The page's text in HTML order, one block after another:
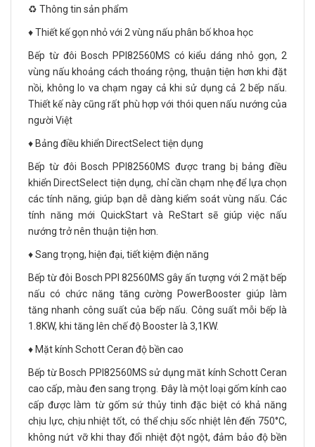
♻️ Thông tin sản phẩm
♦️ Thiết kế gọn nhỏ với 2 vùng nấu phân bố khoa học
Bếp từ đôi Bosch PPI82560MS có kiểu dáng nhỏ gọn, 2
vùng nấu khoảng cách thoáng rộng, thuận tiện hơn khi đặt
nồi, không lo va chạm ngay cả khi sử dụng cả 2 bếp nấu.
Thiết kế này cũng rất phù hợp với thói quen nấu nướng của
người Việt
♦️ Bảng điều khiển DirectSelect tiện dụng
Bếp từ đôi Bosch PPI82560MS được trang bị bảng điều
khiển DirectSelect tiện dụng, chỉ cần chạm nhẹ để lựa chọn
các tính năng, giúp bạn dễ dàng kiểm soát vùng nấu. Các
tính năng mới QuickStart và ReStart sẽ giúp việc nấu
nướng trở nên thuận tiện hơn.
♦️ Sang trọng, hiện đại, tiết kiệm điện năng
Bếp từ đôi Bosch PPI 82560MS gây ấn tượng với 2 mặt bếp
nấu có chức năng tăng cường PowerBooster giúp làm
tăng nhanh công suất của bếp nấu. Công suất mỗi bếp là
1.8KW, khi tăng lên chế độ Booster là 3,1KW.
♦️ Mặt kính Schott Ceran độ bền cao
Bếp từ Bosch PPI82560MS sử dụng măt kính Schott Ceran
cao cấp, màu đen sang trọng. Đây là một loại gốm kính cao
cấp được làm từ gốm sứ thủy tinh đặc biệt có khả năng
chịu lực, chịu nhiệt tốt, có thể chịu sốc nhiệt lên đến 750°C,
không nứt vỡ khi thay đổi nhiệt đột ngột, đảm bảo độ bền